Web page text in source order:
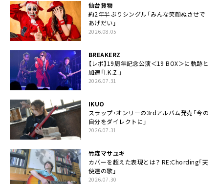
仙台貨物
約2年半ぶりシングル「みんな笑顔ぬさせで
あげだい」
2026.08.05
BREAKERZ
【レポ】19周年記念公演＜19 BOX＞に軌跡と
加速「I.K.Z.」
2026.07.31
IKUO
スラップ・オンリーの3rdアルバム発売「今の
自分をダイレクトに」
2026.07.31
竹森マサユキ
カバーを超えた表現とは？ RE:Chording「天
使達の歌」
2026.07.30